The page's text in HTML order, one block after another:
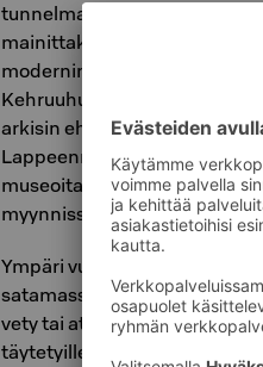
tunnelman mielenkiintoiseen
mainittakoon historian
modernin retro Satamatie 6.
Kehruuhuone availee
arkisin ehkä kaupungin
Lappeenrannassa on
museoita jopa kolme ja
myynnissä.
Ympäri vuoden kauppatorilla
satamassa nautitaan
vety tai atomi! Kyllä - ne
täytetyille, paikallisille